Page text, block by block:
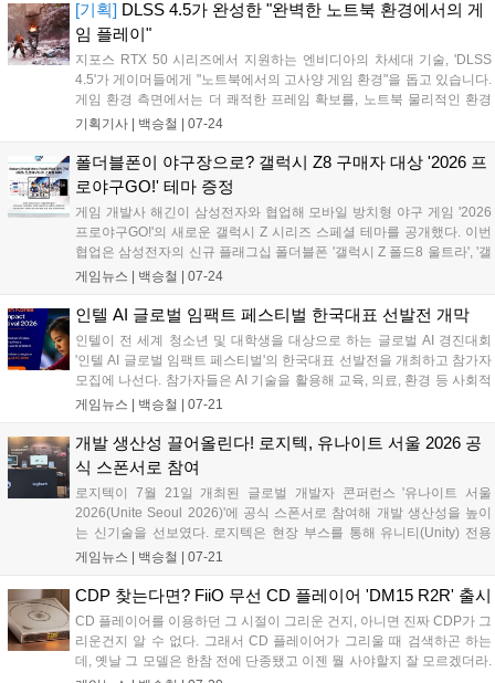
AI' 생태계 구축에 뜻을 모았다....
[기획] DLSS 4.5가 완성한 "완벽한 노트북 환경에서의 게
임 플레이"
지포스 RTX 50 시리즈에서 지원하는 엔비디아의 차세대 기술, 'DLSS
4.5'가 게이머들에게 "노트북에서의 고사양 게임 환경"을 돕고 있습니다.
게임 환경 측면에서는 더 쾌적한 프레임 확보를, 노트북 물리적인 환경
에서는 더 적은 일을 하도록 돕기 때문에 발열과 소음을 줄여주는 역할
설명하자면, AI가 게임 화면을 더 확실하게 예측하여 잔상과 흔들림을 줄
이고, 고사양 게임에서 프레임 효율을 높여주는 초고화질&고속 프레임
기술이라고 이해하면 될 것 같습니다....
기획기사 | 백승철 | 07-24
폴더블폰이 야구장으로? 갤럭시 Z8 구매자 대상 '2026 프
로야구GO!' 테마 증정
게임 개발사 해긴이 삼성전자와 협업해 모바일 방치형 야구 게임 '2026
프로야구GO!'의 새로운 갤럭시 Z 시리즈 스페셜 테마를 공개했다. 이번
협업은 삼성전자의 신규 플래그십 폴더블폰 '갤럭시 Z 폴드8 울트라', '갤
럭시 Z 폴드8', '갤럭시 Z 플립8' 출시를 기념해 기획됐다. 해당 테마는 스
을 적용한 것이 특징이다....
게임뉴스 | 백승철 | 07-24
인텔 AI 글로벌 임팩트 페스티벌 한국대표 선발전 개막
인텔이 전 세계 청소년 및 대학생을 대상으로 하는 글로벌 AI 경진대회
'인텔 AI 글로벌 임팩트 페스티벌'의 한국대표 선발전을 개최하고 참가자
모집에 나선다. 참가자들은 AI 기술을 활용해 교육, 의료, 환경 등 사회적
문제를 해결하는 아이디어를 겨루게 되며, 오는 8월 25일까지 접수가 진
과 해외 캠퍼스 방문 등을 지원한다....
게임뉴스 | 백승철 | 07-21
개발 생산성 끌어올린다! 로지텍, 유나이트 서울 2026 공
식 스폰서로 참여
로지텍이 7월 21일 개최된 글로벌 개발자 콘퍼런스 '유나이트 서울
2026(Unite Seoul 2026)'에 공식 스폰서로 참여해 개발 생산성을 높이
는 신기술을 선보였다. 로지텍은 현장 부스를 통해 유니티(Unity) 전용
'액션링(Actions Ring)' 소프트웨어 및 Windows 11 햅틱 피드백을 지원
게임 개발 환경의 워크플로우를 단순화하고 작업 효율을 제고하기 위한
게임뉴스 | 백승철 | 07-21
CDP 찾는다면? FiiO 무선 CD 플레이어 'DM15 R2R' 출시
CD 플레이어를 이용하던 그 시절이 그리운 건지, 아니면 진짜 CDP가 그
리운건지 알 수 없다. 그래서 CD 플레이어가 그리울 때 검색하곤 하는
데, 옛날 그 모델은 한참 전에 단종됐고 이젠 뭘 사야할지 잘 모르겠더라.